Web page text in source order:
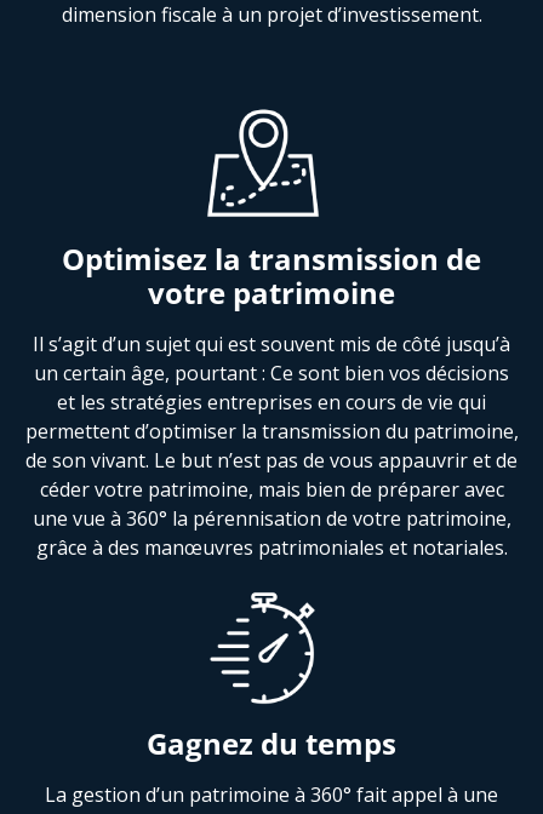
dimension fiscale à un projet d’investissement.
Optimisez la transmission de
votre patrimoine
Il s’agit d’un sujet qui est souvent mis de côté jusqu’à
un certain âge, pourtant : Ce sont bien vos décisions
et les stratégies entreprises en cours de vie qui
permettent d’optimiser la transmission du patrimoine,
de son vivant. Le but n’est pas de vous appauvrir et de
céder votre patrimoine, mais bien de préparer avec
une vue à 360° la pérennisation de votre patrimoine,
grâce à des manœuvres patrimoniales et notariales.
Gagnez du temps
La gestion d’un patrimoine à 360° fait appel à une